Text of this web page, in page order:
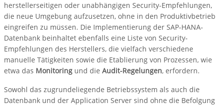
herstellerseitigen oder unabhängigen Security-Empfehlungen,
die neue Umgebung aufzusetzen, ohne in den Produktivbetrieb
eingreifen zu müssen. Die Implementierung der SAP-HANA-
Datenbank beinhaltet ebenfalls eine Liste von Security-
Empfehlungen des Herstellers, die vielfach verschiedene
manuelle Tätigkeiten sowie die Etablierung von Prozessen, wie
etwa das Monitoring und die Audit-Regelungen, erfordern.
Sowohl das zugrundeliegende Betriebssystem als auch die
Datenbank und der Application Server sind ohne die Befolgung